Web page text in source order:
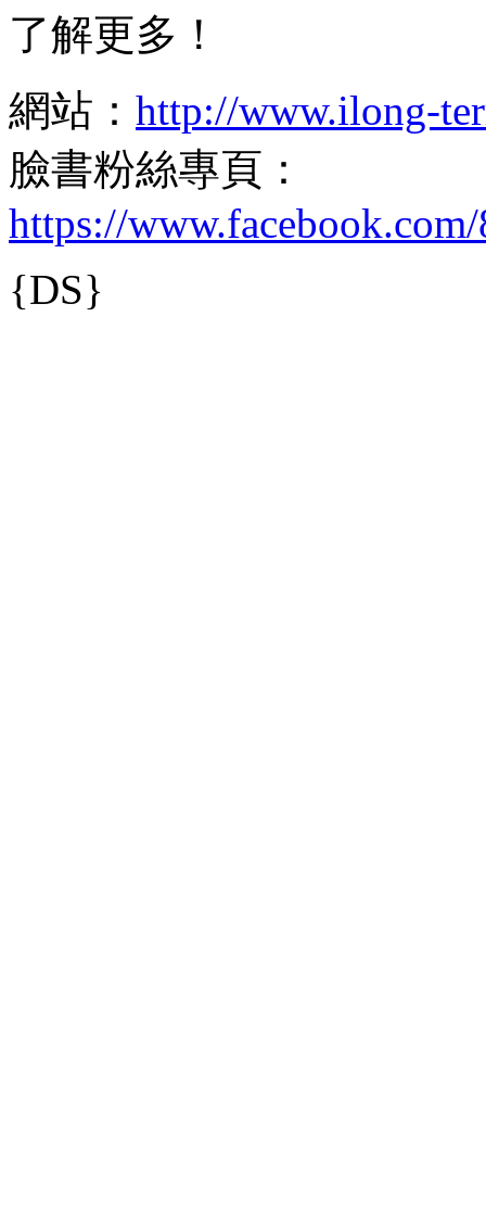
了解更多！
網站： http://www.ilong-
臉書粉絲專頁：
https://
{DS}